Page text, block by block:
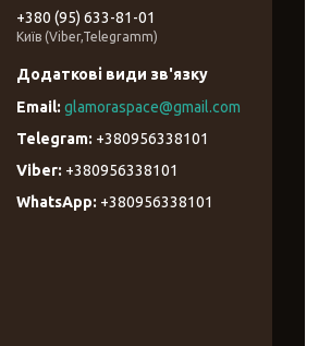
+380 (95) 633-81-01
Київ (Viber,Telegramm)
glamoraspace@gmail.com
+380956338101
+380956338101
+380956338101